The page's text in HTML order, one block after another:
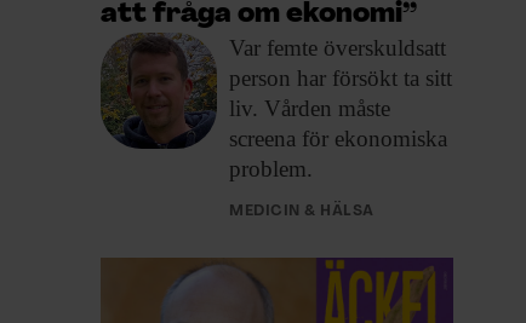
att fråga om ekonomi”
Var femte överskuldsatt
person har försökt ta sitt
liv. Vården måste
screena för ekonomiska
problem.
MEDICIN & HÄLSA